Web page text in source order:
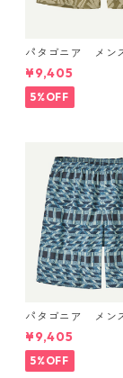
パタゴニア メン
ズ・ショーツ ５
2 Earthen: Weathered Ston
e 日本正規品
¥9,405
5%OFF
パタゴニア メン
ズ・ロング ７イ
ng Stripe: Still Blue
atagonia Men's
ongs - 7" 日本正規
¥9,405
5%OFF